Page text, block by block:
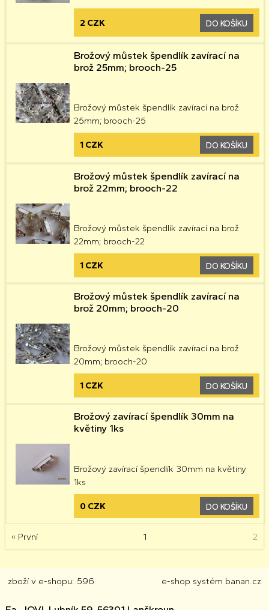
2 CZK DO KOŠÍKU
Brožový můstek špendlík zavírací na
brož 25mm; brooch-25
Brožový můstek špendlík zavírací na brož
25mm; brooch-25
1 CZK DO KOŠÍKU
Brožový můstek špendlík zavírací na
brož 22mm; brooch-22
Brožový můstek špendlík zavírací na brož
22mm; brooch-22
1 CZK DO KOŠÍKU
Brožový můstek špendlík zavírací na
brož 20mm; brooch-20
Brožový můstek špendlík zavírací na brož
20mm; brooch-20
1 CZK DO KOŠÍKU
Brožový zavírací špendlík 30mm na
květiny 1ks
Brožový zavírací špendlík 30mm na květiny
1ks
0 CZK DO KOŠÍKU
« První 1 2
zboží v e-shopu: 596 e-shop systém banan.cz